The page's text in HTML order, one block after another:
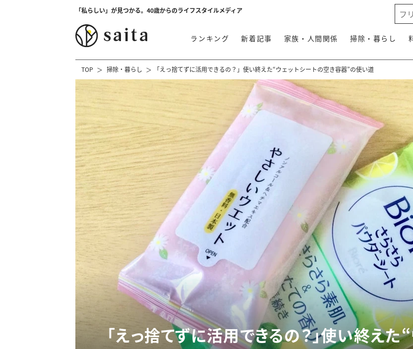
「私らしい」が見つかる。40歳からのライフスタイルメディア
ランキング 新着記事 家族・人間関係 掃除・暮らし
TOP 掃除・暮らし 「えっ捨てずに活用できるの？」使い終えた“ウェットシートの空き容器”の使い道
「えっ捨てずに活用できるの？」使い終え